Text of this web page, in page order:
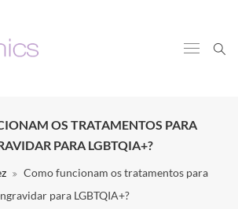
OS TRATAMENTOS PARA
PARA LGBTQIA+?
Como funcionam os tratamentos para
para LGBTQIA+?